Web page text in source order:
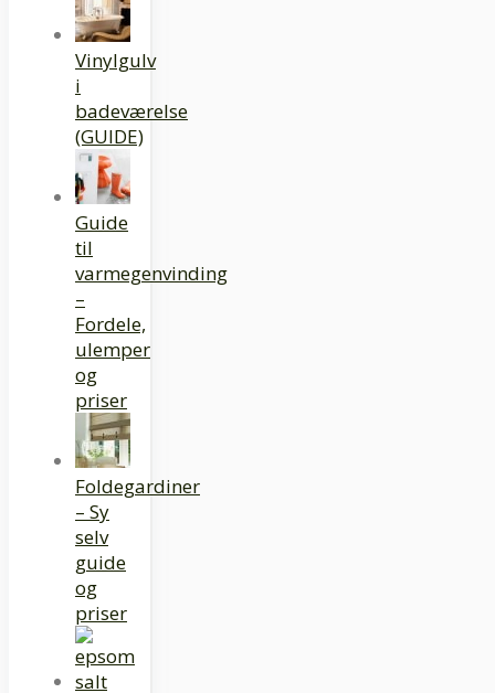
Vinylgulv
i
badeværelse
(GUIDE)
Guide
til
varmegenvinding
–
Fordele,
ulemper
og
priser
Foldegardiner
– Sy
selv
guide
og
priser